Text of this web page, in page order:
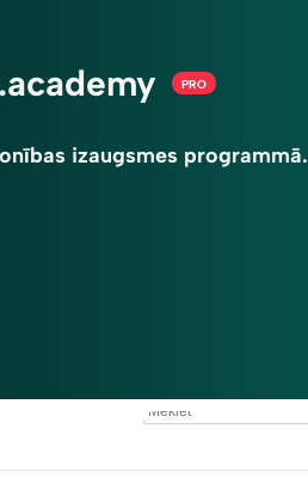
PRO
izaugsmes programmā.